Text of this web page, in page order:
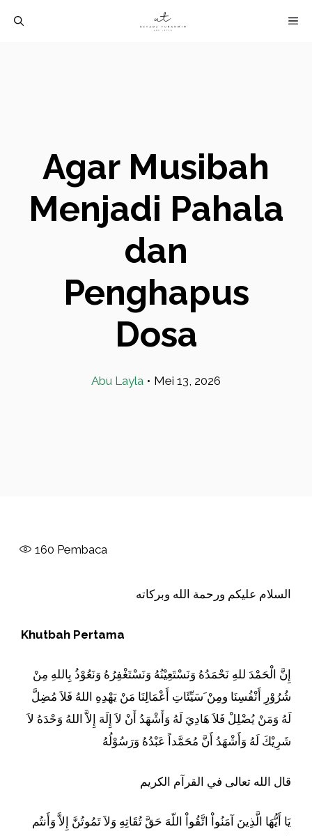
Agar Musibah
Menjadi Pahala
dan
Penghapus
Dosa
Abu Layla • Mei 13, 2026
160 Pembaca
السلام عليكم ورحمة الله وبركاته
Khutbah Pertama
إِنَّ الْحَمْدَ للهِ نَحْمَدُهُ وَنَسْتَعِيْنُهُ وَنَسْتَغْفِرُهُ وَنَعُوْذُ بِاللهِ مِنْ
شُرُوْرِ أَنْفُسِنَا ومِنْ َسَيِّئَاتِ أَعْمَالِنَا مَنْ يَهْدِهِ اللهُ فَلاَ مُضِلَّ
لَهُ وَمَنْ يُضْلِلْ فَلاَ هَادِيَ لَهُ وَأَشْهَدُ أَنْ لاَ إِلَهَ إِلاَّ اللهُ وَحْدَهُ لاَ
شَرِيْكَ لَهُ وَأَشْهَدُ أَنَّ مُحَمَّداً عَبْدُهُ وَرَسُوْلُهُ
قال الله تعالى في القرآم الكريم
يَا أَيُّهَا الَّذِينَ آمَنُواْ اتَّقُواْ اللّهَ حَقَّ تُقَاتِهِ وَلاَ تَمُوتُنَّ إِلاَّ وَأَنتُم